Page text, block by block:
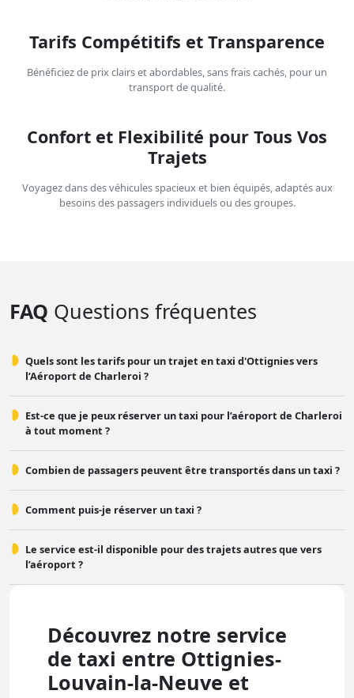
Tarifs Compétitifs et Transparence
Bénéficiez de prix clairs et abordables, sans frais cachés, pour un
transport de qualité.
Confort et Flexibilité pour Tous Vos
Trajets
Voyagez dans des véhicules spacieux et bien équipés, adaptés aux
besoins des passagers individuels ou des groupes.
Découvrez notre service
de taxi entre Ottignies-
Louvain-la-Neuve et
FAQ Questions fréquentes
Quels sont les tarifs pour un trajet en taxi d'Ottignies vers
l’Aéroport de Charleroi ?
Est-ce que je peux réserver un taxi pour l’aéroport de Charleroi
à tout moment ?
Combien de passagers peuvent être transportés dans un taxi ?
Comment puis-je réserver un taxi ?
Le service est-il disponible pour des trajets autres que vers
l’aéroport ?